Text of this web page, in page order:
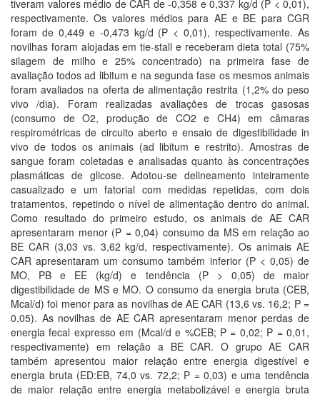
tiveram valores médio de CAR de -0,358 e 0,337 kg/d (P < 0,01),
respectivamente. Os valores médios para AE e BE para CGR
foram de 0,449 e -0,473 kg/d (P < 0,01), respectivamente. As
novilhas foram alojadas em tie-stall e receberam dieta total (75%
silagem de milho e 25% concentrado) na primeira fase de
avaliação todos ad libitum e na segunda fase os mesmos animais
foram avaliados na oferta de alimentação restrita (1,2% do peso
vivo /dia). Foram realizadas avaliações de trocas gasosas
(consumo de O2, produção de CO2 e CH4) em câmaras
respirométricas de circuito aberto e ensaio de digestibilidade in
vivo de todos os animais (ad libitum e restrito). Amostras de
sangue foram coletadas e analisadas quanto às concentrações
plasmáticas de glicose. Adotou-se delineamento inteiramente
casualizado e um fatorial com medidas repetidas, com dois
tratamentos, repetindo o nível de alimentação dentro do animal.
Como resultado do primeiro estudo, os animais de AE CAR
apresentaram menor (P = 0,04) consumo da MS em relação ao
BE CAR (3,03 vs. 3,62 kg/d, respectivamente). Os animais AE
CAR apresentaram um consumo também inferior (P < 0,05) de
MO, PB e EE (kg/d) e tendência (P > 0,05) de maior
digestibilidade de MS e MO. O consumo da energia bruta (CEB,
Mcal/d) foi menor para as novilhas de AE CAR (13,6 vs. 16,2; P =
0,05). As novilhas de AE CAR apresentaram menor perdas de
energia fecal expresso em (Mcal/d e %CEB; P = 0,02; P = 0,01,
respectivamente) em relação a BE CAR. O grupo AE CAR
também apresentou maior relação entre energia digestível e
energia bruta (ED:EB, 74,0 vs. 72,2; P = 0,03) e uma tendência
de maior relação entre energia metabolizável e energia bruta